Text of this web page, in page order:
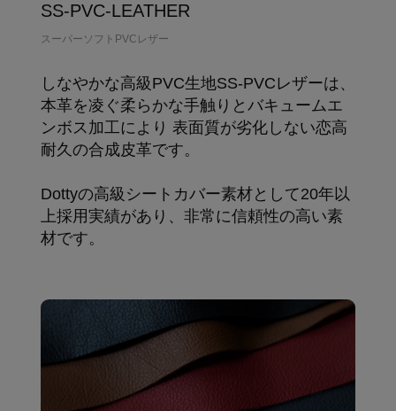
SS-PVC-LEATHER
スーパーソフトPVCレザー
しなやかな高級PVC生地SS-PVCレザーは、
本革を凌ぐ柔らかな手触りとバキュームエ
ンボス加工により 表面質が劣化しない恋高
耐久の合成皮革です。
Dottyの高級シートカバー素材として20年以
上採用実績があり、非常に信頼性の高い素
材です。